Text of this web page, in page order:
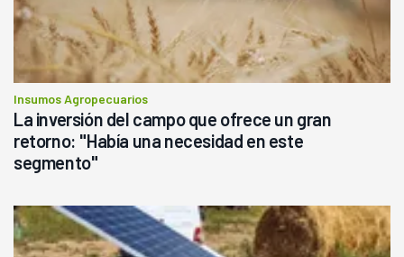
Insumos Agropecuarios
La inversión del campo que ofrece un gran
retorno: "Había una necesidad en este
segmento"